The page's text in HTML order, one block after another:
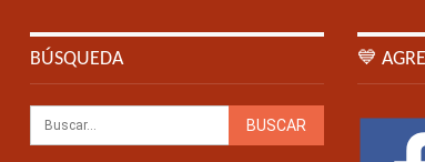
BÚSQUEDA 💙